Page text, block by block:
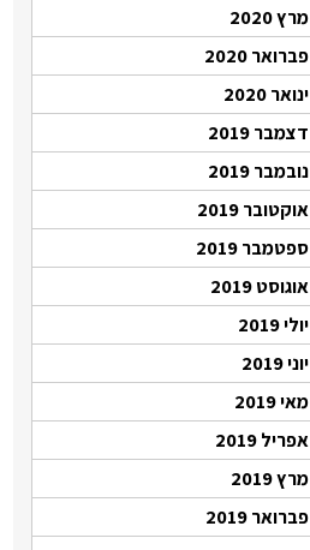
מרץ 2020
פברואר 2020
ינואר 2020
דצמבר 2019
נובמבר 2019
אוקטובר 2019
ספטמבר 2019
אוגוסט 2019
יולי 2019
יוני 2019
מאי 2019
אפריל 2019
מרץ 2019
פברואר 2019